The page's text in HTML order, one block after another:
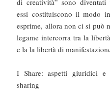
di creatività” sono
essi costituiscono il modo
esprime, allora non ci si può
legame intercorra tra la
e la la libertà di
I Share: aspetti giuridici
sharing